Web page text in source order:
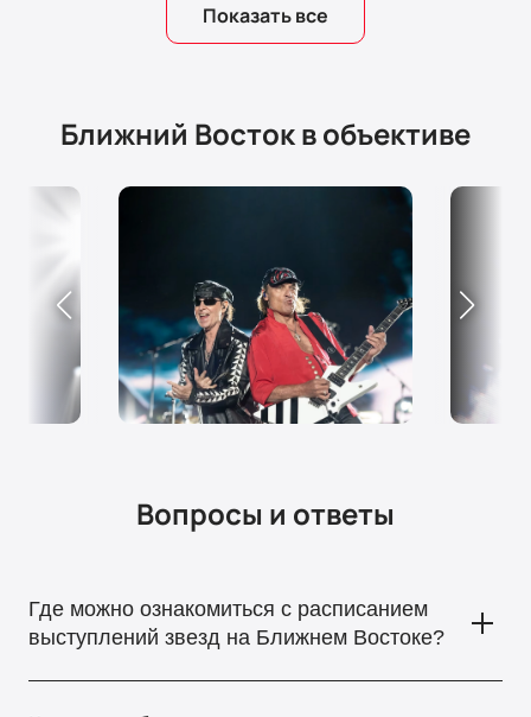
Показать все
Ближний Восток в объективе
Вопросы и ответы
Где можно ознакомиться с расписанием
выступлений звезд на Ближнем Востоке?